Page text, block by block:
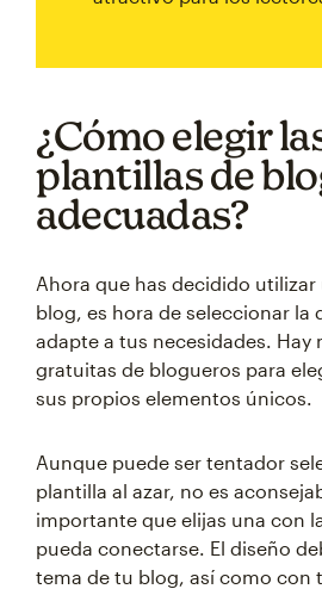
¿Cómo elegir
plantillas de
adecuadas?
Ahora que has decidido
blog, es hora de seleccionar la
adapte a tus necesidades. Hay
gratuitas de blogueros para
sus propios elementos únicos.
Aunque puede ser tentador
plantilla al azar, no es
importante que elijas una con
pueda conectarse. El diseño
tema de tu blog, así como con